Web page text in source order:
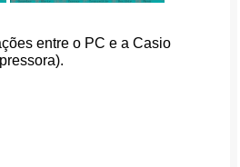
entre o PC e a Casio